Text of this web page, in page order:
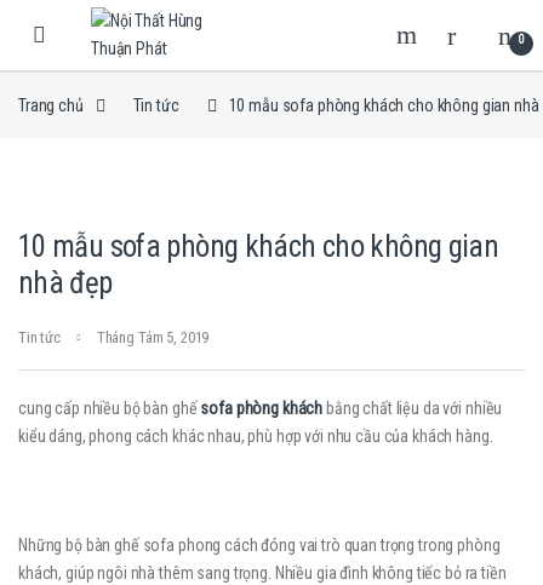
Skip to navigation
Skip to content
0
Trang chủ Tin tức 10 mẫu sofa phòng khách cho không gian nhà
10 mẫu sofa phòng khách cho không gian
nhà đẹp
Tin tức Tháng Tám 5, 2019
cung cấp nhiều bộ bàn ghếsofa phòng khách bằng chất liệu da với nhiều
kiểu dáng, phong cách khác nhau, phù hợp với nhu cầu của khách hàng.
Những bộ bàn ghế sofa phong cách đóng vai trò quan trọng trong phòng
khách, giúp ngôi nhà thêm sang trọng. Nhiều gia đình không tiếc bỏ ra tiền